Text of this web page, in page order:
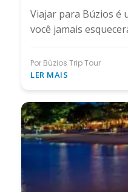
Viajar para Búzios é
você jamais
Por Búzios Trip Tour
LER MAIS